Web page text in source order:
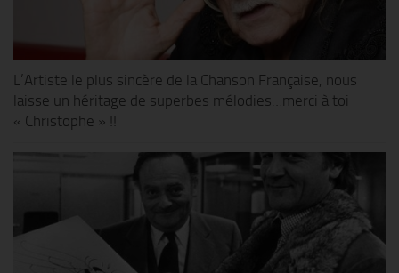
L’Artiste le plus sincère de la Chanson Française, nous
laisse un héritage de superbes mélodies…merci à toi
« Christophe » !!